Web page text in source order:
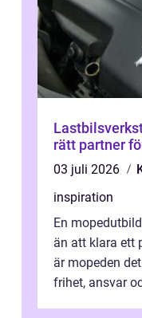
Lastbilsverkstad
rätt partner
03 juli 2026
inspiration
En
än att klara ett
är mopeden
frihet, ansvar